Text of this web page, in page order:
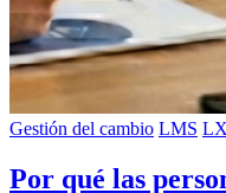
Gestión del cambio LMS
Por qué las